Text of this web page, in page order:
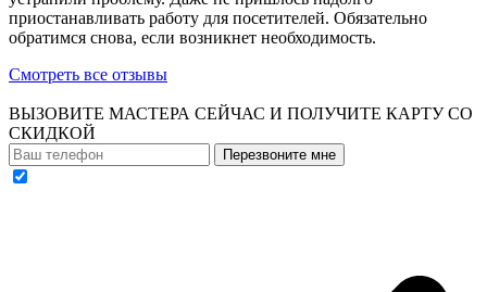
приостанавливать работу для посетителей. Обязательно
обратимся снова, если возникнет необходимость.
Смотреть все отзывы
ВЫЗОВИТЕ МАСТЕРА СЕЙЧАС И ПОЛУЧИТЕ КАРТУ СО
СКИДКОЙ
Перезвоните мне